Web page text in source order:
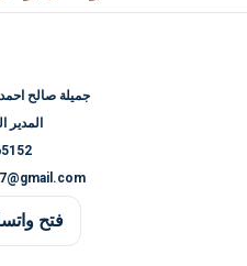
جميلة صالح احمد
المدير
فتح